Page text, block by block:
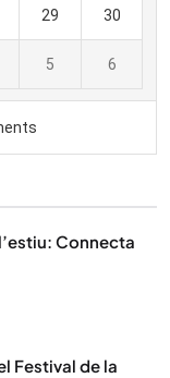
Connecta
Festival de la